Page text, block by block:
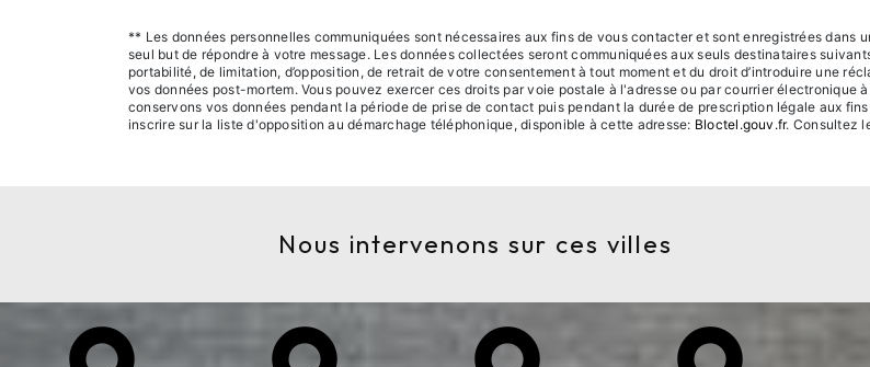
** Les données personnelles communiquées sont nécessaires aux fins de vous contacter et sont enregistrées
seul but de répondre à votre message. Les données collectées seront communiquées aux seuls destinataires
portabilité, de limitation, d’opposition, de retrait de votre consentement à tout moment et du droit d’introduire une
vos données post-mortem. Vous pouvez exercer ces droits par voie postale à l'adresse ou par courrier
conservons vos données pendant la période de prise de contact puis pendant la durée de prescription légale aux
inscrire sur la liste d'opposition au démarchage téléphonique, disponible à cette adresse: Bloctel.gouv.fr. Consultez
Nous intervenons sur ces villes